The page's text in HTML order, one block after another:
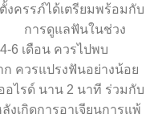
ครรภ์ได้เตรียมพร้อมกับ
การดูแลฟันในช่วง
6 เดือน ควรไปพบ
ควรแปรงฟันอย่างน้อย
ไรด์ นาน 2 นาที ร่วมกับ
เกิดการอาเจียนการแพ้